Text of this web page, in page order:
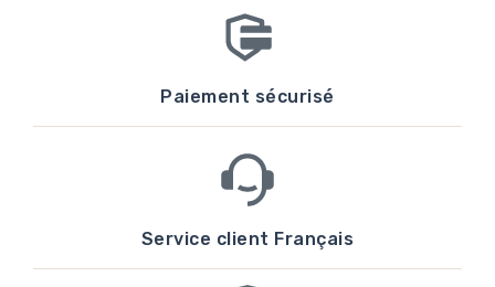
Paiement sécurisé
Service client Français